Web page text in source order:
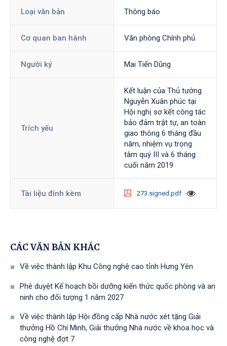
Loại văn bản Thông báo
Cơ quan ban hành Văn phòng Chính phủ
Người ký Mai Tiến Dũng
Trích yếu
Kết luận của Thủ tướng
Nguyễn Xuân phúc tại
Hội nghị sơ kết công tác
bảo đảm trật tự, an toàn
giao thông 6 tháng đầu
năm, nhiệm vụ trọng
tâm quý III và 6 tháng
cuối năm 2019
Tài liệu đính kèm 273.signed.pdf
CÁC VĂN BẢN KHÁC
Về việc thành lập Khu Công nghệ cao tỉnh Hưng Yên
Phê duyệt Kế hoạch bồi dưỡng kiến thức quốc phòng và an
ninh cho đối tượng 1 năm 2027
Về việc thành lập Hội đồng cấp Nhà nước xét tặng Giải
thưởng Hồ Chí Minh, Giải thưởng Nhà nước về khoa học và
công nghệ đợt 7